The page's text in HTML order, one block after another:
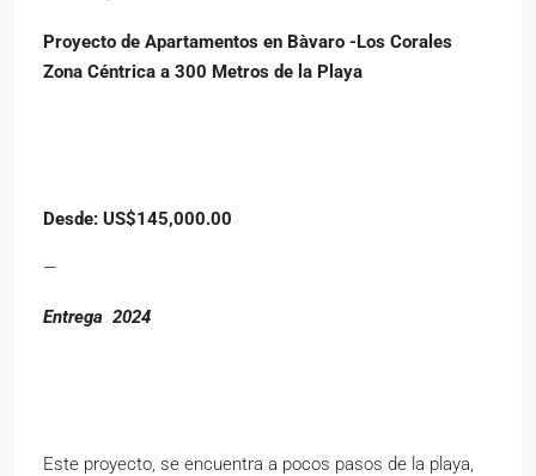
Proyecto de Apartamentos en Bàvaro -Los Corales
Zona Céntrica a 300 Metros de la Playa
Desde: US$145,000.00
—
Entrega 2024
Este proyecto, se encuentra a pocos pasos de la playa,